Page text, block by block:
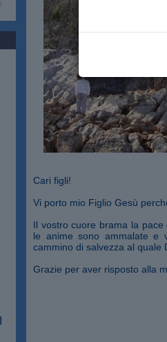
Cari figli!
Vi porto mio Figlio Gesù
Il vostro cuore brama la
le anime sono ammalate e
cammino di salvezza al quale
Grazie per aver risposto alla